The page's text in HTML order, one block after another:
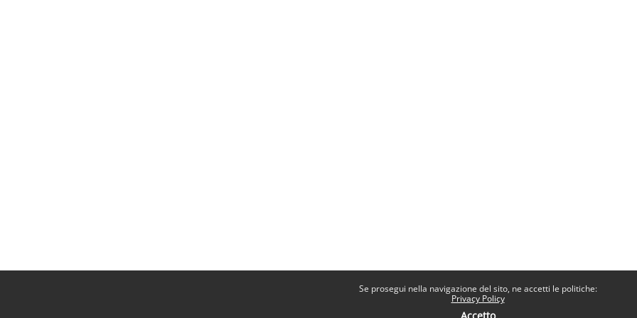
Se prosegui nella navigazione del sito, ne accetti le politiche:
Privacy Policy